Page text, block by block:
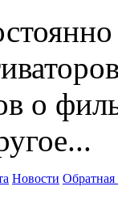
о
Новости Обратная